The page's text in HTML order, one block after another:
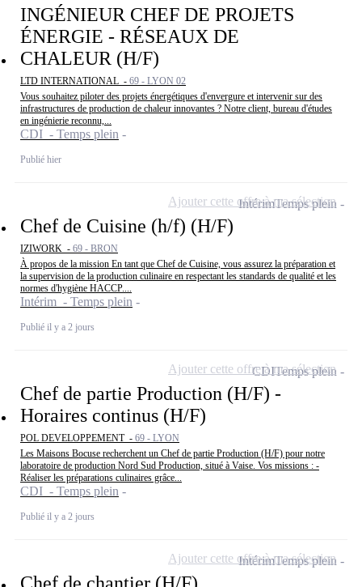
INGÉNIEUR CHEF DE PROJETS
ÉNERGIE - RÉSEAUX DE
CHALEUR (H/F)
LTD INTERNATIONAL - 69 - LYON 02
Vous souhaitez piloter des projets énergétiques d'envergure et intervenir sur des
infrastructures de production de chaleur innovantes ? Notre client, bureau d'études
en ingénierie reconnu,...
CDI - Temps plein
Publié hier
Chef de Cuisine (h/f) (H/F)
IZIWORK - 69 - BRON
À propos de la mission En tant que Chef de Cuisine, vous assurez la préparation et
la supervision de la production culinaire en respectant les standards de qualité et les
normes d'hygiène HACCP....
Intérim - Temps plein
Publié il y a 2 jours
IntérimTemps plein
Ajouter cette offre à ma sélection
Chef de partie Production (H/F) -
Horaires continus (H/F)
POL DEVELOPPEMENT - 69 - LYON
Les Maisons Bocuse recherchent un Chef de partie Production (H/F) pour notre
laboratoire de production Nord Sud Production, situé à Vaise. Vos missions : -
Réaliser les préparations culinaires grâce...
CDI - Temps plein
Publié il y a 2 jours
CDITemps plein
Ajouter cette offre à ma sélection
Chef de chantier (H/F)
IntérimTemps plein
Ajouter cette offre à ma sélection